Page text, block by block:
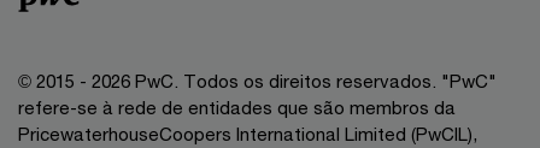
© 2015 - 2026 PwC. Todos os direitos reservados. "PwC"
refere-se à rede de entidades que são membros da
PricewaterhouseCoopers International Limited (PwCIL),